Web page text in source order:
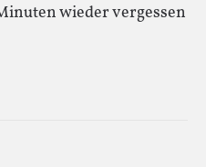
wieder vergessen